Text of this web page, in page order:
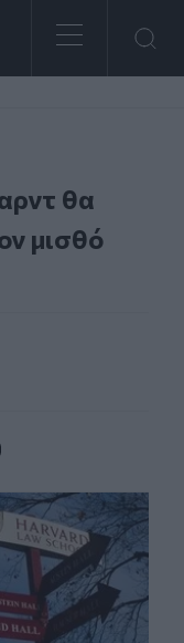
θα
μισθό